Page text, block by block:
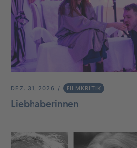
DEZ. 31, 2026 FILMKRITIK
Liebhaberinnen